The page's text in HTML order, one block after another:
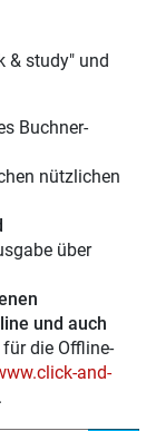
& study" und
Buchner-
nützlichen
über
und auch
die Offline-
and-